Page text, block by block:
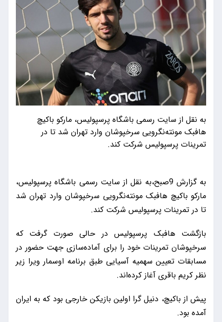
به نقل از ‌سایت رسمی باشگاه پرسپولیس، مارکو باکیچ
‌هافبک مونته‌نگرویی سرخپوشان وارد تهران شد تا در
تمرینات پرسپولیس شرکت کند.
به گزارش 9صبح،به نقل از ‌سایت رسمی باشگاه پرسپولیس،
مارکو باکیچ ‌هافبک مونته‌نگرویی سرخپوشان وارد تهران شد
تا در تمرینات پرسپولیس شرکت کند.
بازگشت هافبک پرسپولیس در حالی صورت گرفت که
سرخپوشان تمرینات خود را برای آماده‌سازی جهت حضور در
مسابقات تعیین سهمیه آسیایی طبق برنامه اوسمار ویرا زیر
نظر کریم باقری آغاز کرده‌اند.
پیش از باکیچ، دنیل گرا اولین بازیکن خارجی بود که به ایران
آمده بود.